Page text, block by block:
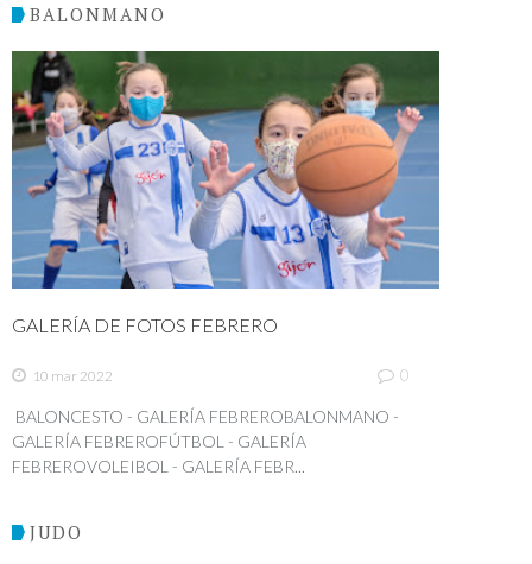
BALONMANO
GALERÍA DE FOTOS FEBRERO
10 mar 2022 0
BALONCESTO - GALERÍA FEBREROBALONMANO -
GALERÍA FEBREROFÚTBOL - GALERÍA
FEBREROVOLEIBOL - GALERÍA FEBR...
JUDO